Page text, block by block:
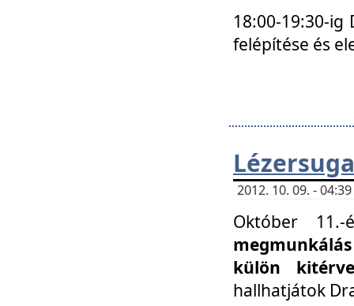
18:00-19:30-
felépítése és
2012. 10. 09. -
Október
külön
hallhatjátok